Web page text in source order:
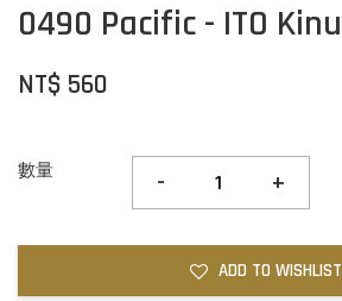
0490 Pacific - ITO Kinu
NT$ 560
數量 - +
ADD TO WISHLIST